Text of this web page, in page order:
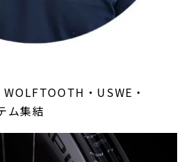
WOLFTOOTH・USWE・
ム集結